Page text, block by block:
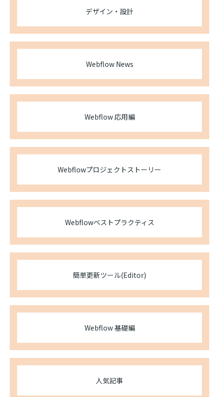
デザイン・設計
Webflow News
Webflow 応用編
Webflowプロジェクトストーリー
Webflowベストプラクティス
簡単更新ツール(Editor)
Webflow 基礎編
人気記事